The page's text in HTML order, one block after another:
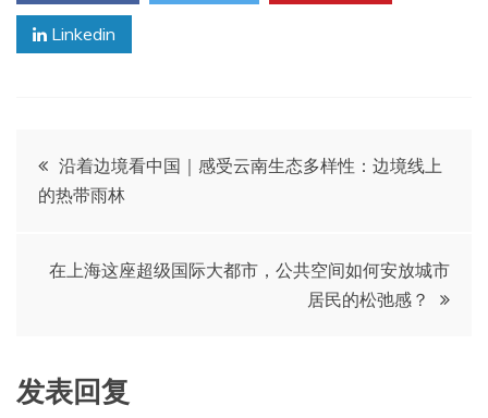
Linkedin
文
章
导
沿着边境看中国｜感受云南生态多样性：边境线上
的热带雨林
在上海这座超级国际大都市，公共空间如何安放城市
居民的松弛感？
发表回复